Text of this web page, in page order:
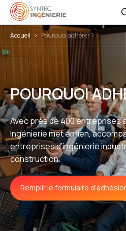
Accueil > Pourquoi adhérer ?
POURQUOI
Avec près de 400 entreprises
Ingénierie met en lien,
entreprises d’ingénierie
construction.
Remplir le formulaire